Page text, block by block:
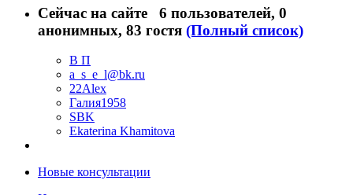
Сейчас на сайте 6 пользователей, 0
анонимных, 83 гостя (Полный список)
В П
a_s_e_l@bk.ru
22Alex
Галия1958
SBK
Ekaterina Khamitova
Новые консультации